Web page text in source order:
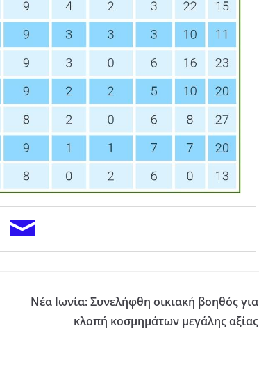
Νέα Ιωνία: Συνελήφθη οικιακή βοηθός για
κλοπή κοσμημάτων μεγάλης αξίας